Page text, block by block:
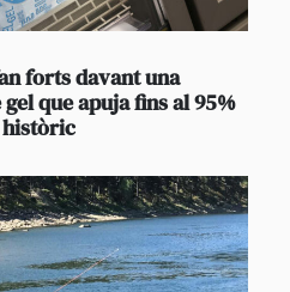
forts davant una
que apuja fins al 95%
històric